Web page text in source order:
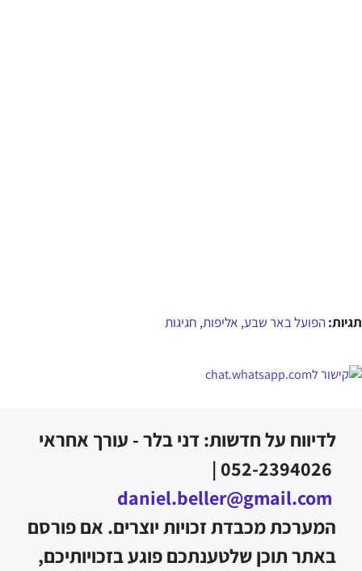
תגיות:הפועל באר שבע, אליפות, חגיגות
לדיווח על חדשות: דני בלר - עורך אחראי
052-2394026 |
daniel.beller@gmail.com
המערכת מכבדת זכויות יוצרים. אם פורסם
באתר תוכן שלטענתכם פוגע בזכויותיכם,